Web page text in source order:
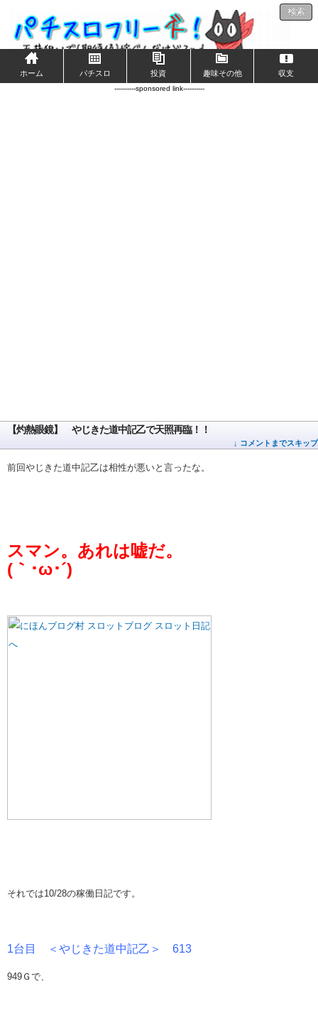
検索
ホーム パチスロ 投資 趣味その他 収支
----------sponsored link----------
【灼熱眼鏡】 やじきた道中記乙で天照再臨！！
↓ コメントまでスキップ
前回やじきた道中記乙は相性が悪いと言ったな。
スマン。あれは嘘だ。
(｀･ω･´)
それでは10/28の稼働日記です。
1台目 ＜やじきた道中記乙＞ 613
949Ｇで、